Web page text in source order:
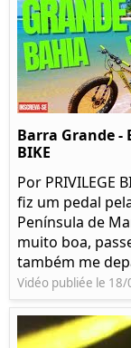
Barra Grande -
BIKE
Por PRIVILEGE
fiz um pedal
Península de
muito boa,
também me
Vidéo publiée le